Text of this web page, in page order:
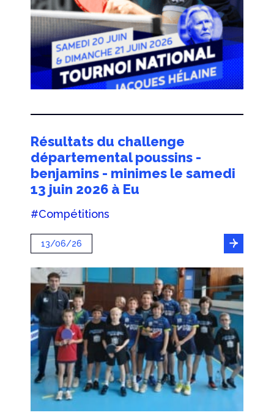
Résultats du challenge
départemental poussins -
benjamins - minimes le samedi
13 juin 2026 à Eu
#Compétitions
13/06/26